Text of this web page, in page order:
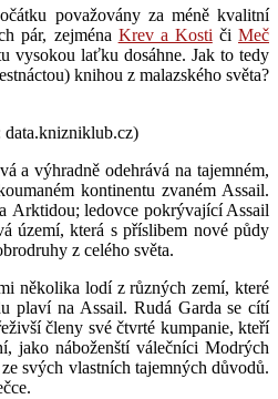
považovány za méně kvalitní
pár, zejména Krev a Kosti čiMeč
vysokou laťku dosáhne. Jak to tedy
knihou z malazského světa?
a výhradně odehrává na tajemném,
kontinentu zvaném Assail.
Arktidou; ledovce pokrývající Assail
území, která s příslibem nové půdy
z celého světa.
několika lodí z různých zemí, které
plaví na Assail. Rudá Garda se cítí
členy své čtvrté kumpanie, kteří
jako náboženští válečníci Modrých
svých vlastních tajemných důvodů.